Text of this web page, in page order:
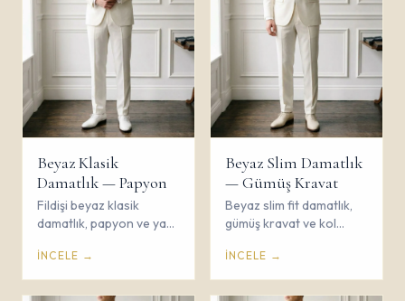
Beyaz Klasik
Damatlık — Papyon
Fildişi beyaz klasik
damatlık, papyon ve yaka
yolculuğu. Çorum Savaş
Giyim.
İNCELE →
Beyaz Slim Damatlık
— Gümüş Kravat
Beyaz slim fit damatlık,
gümüş kravat ve kol
damat stili. Çorum Savaş
Giyim.
İNCELE →